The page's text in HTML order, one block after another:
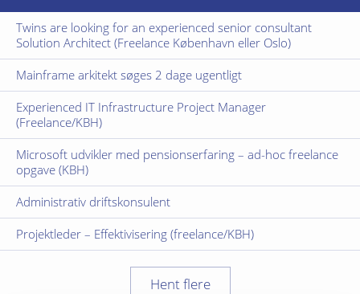
Twins are looking for an experienced senior consultant
Solution Architect (Freelance København eller Oslo)
Mainframe arkitekt søges 2 dage ugentligt
Experienced IT Infrastructure Project Manager
(Freelance/KBH)
Microsoft udvikler med pensionserfaring – ad-hoc freelance
opgave (KBH)
Administrativ driftskonsulent
Projektleder – Effektivisering (freelance/KBH)
Hent flere